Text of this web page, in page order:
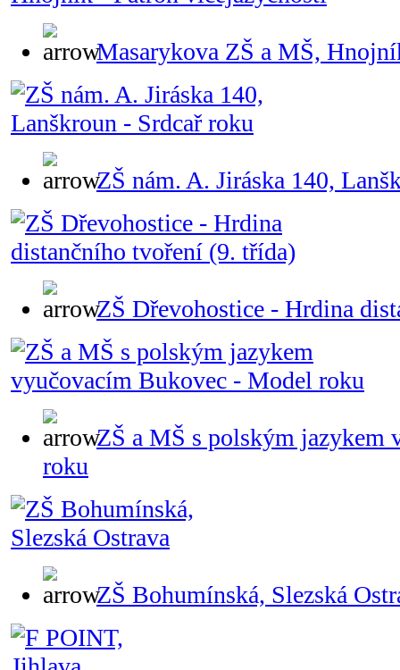
Masarykova ZŠ a MŠ,
ZŠ nám. A. Jiráska 140,
ZŠ Dřevohostice - Hrdina
ZŠ a MŠ s polským jazykem
roku
ZŠ Bohumínská, Slezská